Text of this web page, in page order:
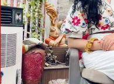
a
i
l